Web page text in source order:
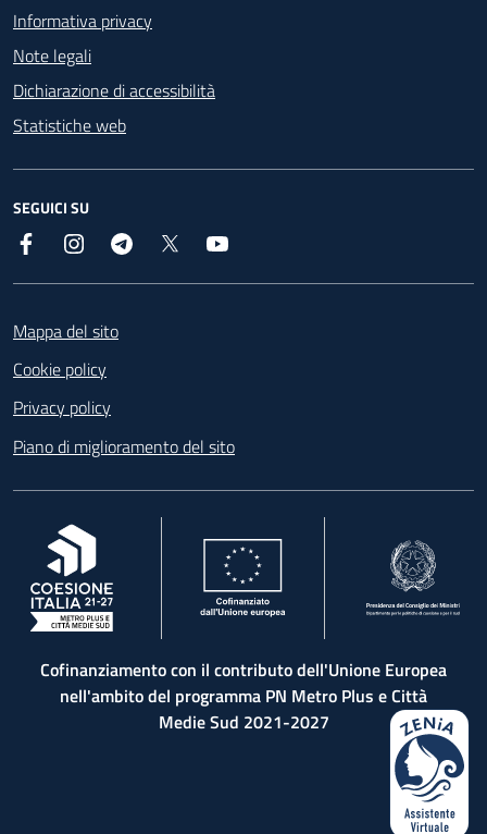
Informativa privacy
Note legali
Dichiarazione di accessibilità
Statistiche web
SEGUICI SU
Facebook InstagramTelegram
Mappa del sito
Cookie policy
Privacy policy
Piano di miglioramento del sito
, apre in una nuova scheda
Cofinanziamento con il contributo dell'Unione Europea
nell'ambito del programma PN Metro Plus e Città
Medie Sud 2021-2027